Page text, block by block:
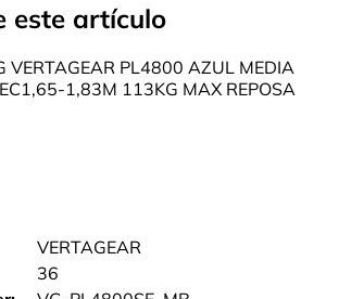
este artículo
VERTAGEAR PL4800 AZUL MEDIA
1,83M 113KG MAX REPOSA
VERTAGEAR
36